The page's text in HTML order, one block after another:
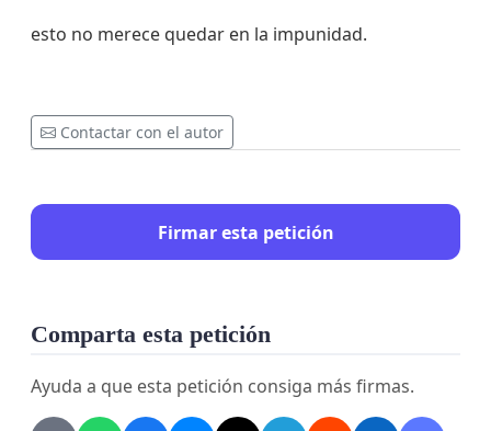
esto no merece quedar en la impunidad.
Contactar con el autor
Firmar esta petición
Comparta esta petición
Ayuda a que esta petición consiga más firmas.